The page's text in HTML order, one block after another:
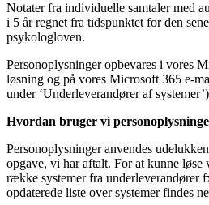
Notater fra individuelle samtaler med
i 5 år regnet fra tidspunktet for den
psykologloven.
Personoplysninger opbevares i vores
løsning og på vores Microsoft 365 e-
under ‘Underleverandører af
Hvordan bruger vi
Personoplysninger anvendes
opgave, vi har aftalt. For at kunne løse
række systemer fra underleverandører
opdaterede liste over systemer findes